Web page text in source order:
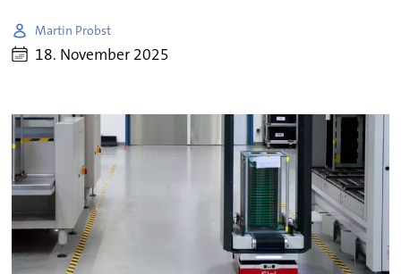
Martin Probst
18. November 2025